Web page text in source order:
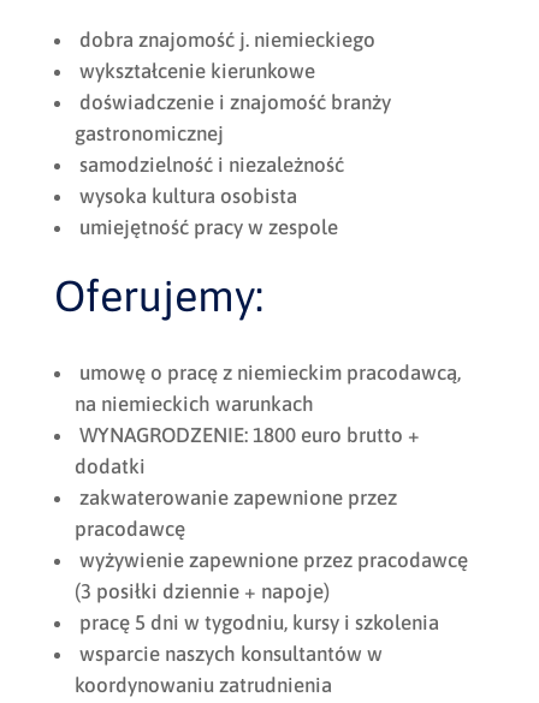
dobra znajomość j. niemieckiego
wykształcenie kierunkowe
doświadczenie i znajomość branży
gastronomicznej
samodzielność i niezależność
wysoka kultura osobista
umiejętność pracy w zespole
Oferujemy:
umowę o pracę z niemieckim pracodawcą,
na niemieckich warunkach
WYNAGRODZENIE: 1800 euro brutto +
dodatki
zakwaterowanie zapewnione przez
pracodawcę
wyżywienie zapewnione przez pracodawcę
(3 posiłki dziennie + napoje)
pracę 5 dni w tygodniu, kursy i szkolenia
wsparcie naszych konsultantów w
koordynowaniu zatrudnienia